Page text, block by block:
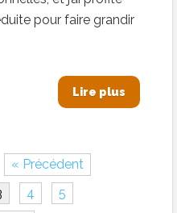
pour faire grandir
Lire plus
« Précédent
4
5